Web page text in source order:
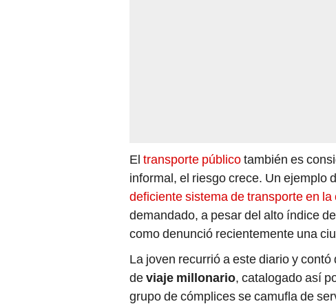
El transporte públicotambién es
informal, el riesgo crece. Un ejemplo
deficiente sistema de transporte en la
demandado, a pesar del alto índice
como denunció recientemente una
La joven recurrió a este diario y
deviaje millonario, catalogado así
grupo de cómplices se camufla de